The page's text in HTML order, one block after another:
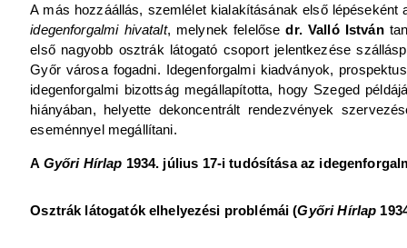
A más hozzáállás, szemlélet kialakításának első
idegenforgalmi hivatalt, melynek felelősedr. Valló István
első nagyobb osztrák látogató csoport jelentkezése
Győr városa fogadni. Idegenforgalmi kiadványok,
idegenforgalmi bizottság megállapította, hogy Szeged
hiányában, helyette dekoncentrált rendezvények
eseménnyel megállítani.
A Győri Hírlap 1934. július 17-i tudósítása az
Osztrák látogatók elhelyezési problémái (Győri Hírlap